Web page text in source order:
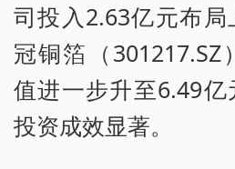
司投入2.63亿元布
冠铜箔（
值进一步升至6.49
投资成效显著。